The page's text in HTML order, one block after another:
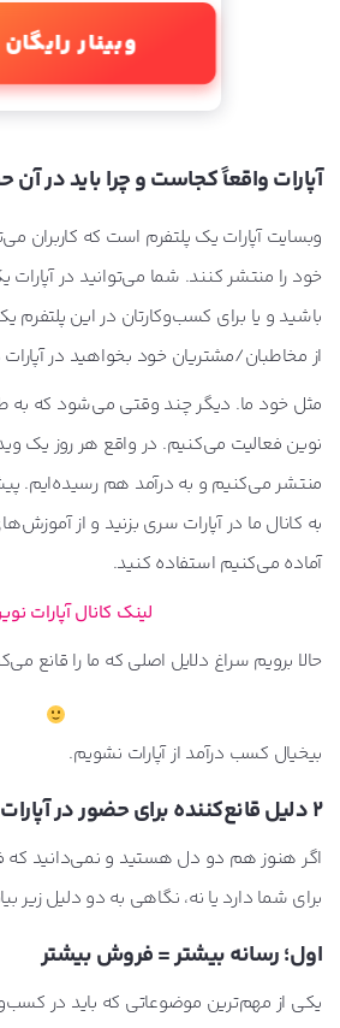
وبینار رایگان
آپارات واقعاً کجاست و چرا باید در
وبسایت آپارات یک پلتفرم است که کاربران
خود را منتشر کنند. شما می‌توانید در
باشید و یا برای کسب‌وکارتان در این پلتفرم
از مخاطبان/مشتریان خود بخواهید در
مثل خود ما. دیگر چند وقتی می‌شود که به
نوین فعالیت می‌کنیم. در واقع هر روز یک
منتشر می‌کنیم و به درآمد هم رسیده‌ایم.
به کانال ما در آپارات سری بزنید و از
آماده می‌کنیم استفاده کنید.
لینک کانال آپارات
حالا برویم سراغ دلایل اصلی که ما را قانع
بیخیال کسب درآمد از آپارات نشویم.
2 دلیل قانع‌کننده برای حضور در آپارات
اگر هنوز هم دو دل هستید و نمی‌دانید که
برای شما دارد یا نه، نگاهی به دو دلیل زیر
اول؛ رسانه بیشتر = فروش بیشتر
یکی از مهم‌ترین موضوعاتی که باید در